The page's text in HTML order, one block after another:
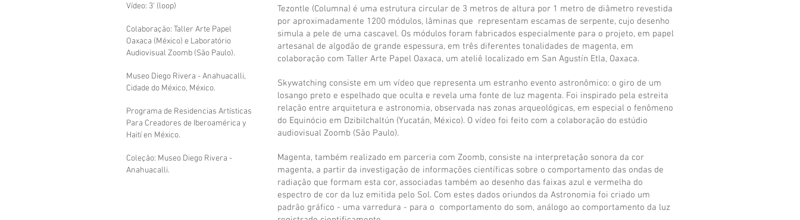
Tezontle (Columna) é uma estrutura circular de 3 metros de altura por 1 metro de diâmetro revestida
por aproximadamente 1200 módulos, lâminas que representam escamas de serpente, cujo desenho
simula a pele de uma cascavel. Os módulos foram fabricados especialmente para o projeto, em papel
artesanal de algodão de grande espessura, em três diferentes tonalidades de magenta, em
colaboração com Taller Arte Papel Oaxaca, um ateliê localizado em San Agustín Etla, Oaxaca.
Skywatching consiste em um vídeo que representa um estranho evento astronômico: o giro de um
losango preto e espelhado que oculta e revela uma fonte de luz magenta. Foi inspirado pela estreita
relação entre arquitetura e astronomia, observada nas zonas arqueológicas, em especial o fenômeno
do Equinócio em Dzibilchaltún (Yucatán, México). O vídeo foi feito com a colaboração do estúdio
audiovisual Zoomb (São Paulo).
Magenta, também realizado em parceria com Zoomb, consiste na interpretação sonora da cor
magenta, a partir da investigação de informações científicas sobre o comportamento das ondas de
radiação que formam esta cor, associadas também ao desenho das faixas azul e vermelha do
espectro de cor da luz emitida pelo Sol. Com estes dados oriundos da Astronomia foi criado um
padrão gráfico - uma varredura - para o comportamento do som, análogo ao comportamento da luz
Vídeo: 3' (loop)
Colaboração: Taller Arte Papel
Oaxaca (México) e Laboratório
Audiovisual Zoomb (São Paulo).
Museo Diego Rivera - Anahuacalli,
Cidade do México, México.
Programa de Residencias Artísticas
Para Creadores de Iberoamérica y
Haití en México.
Coleção: Museo Diego Rivera -
Anahuacalli.